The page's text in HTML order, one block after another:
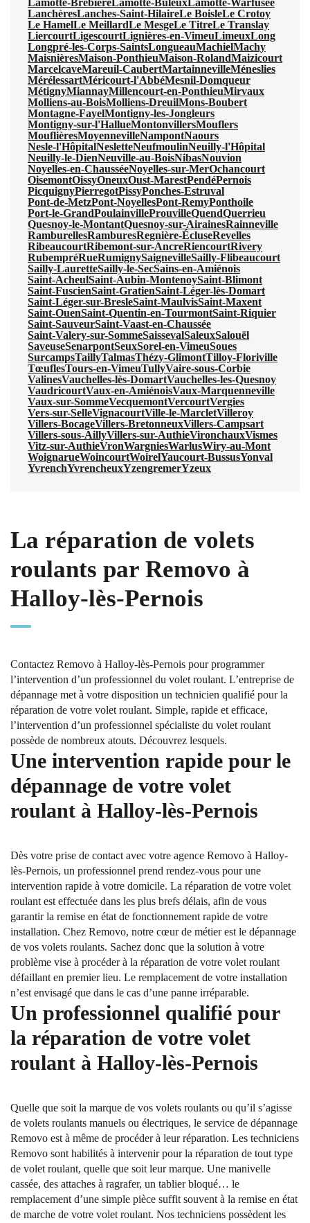
Lamotte-Brebière Lamotte-Buleux Lamotte-Warfusée
LanchèresLanches-Saint-HilaireLe BoisleLe Crotoy
Le HamelLe MeillardLe MesgeLe TitreLe Translay
LiercourtLigescourtLignières-en-VimeuLimeuxLong
Longpré-les-Corps-SaintsLongueauMachielMachy
MaisnièresMaison-PonthieuMaison-RolandMaizicourt
MarcelcaveMareuil-CaubertMartainnevilleMéneslies
MérélessartMéricourt-l'AbbéMesnil-Domqueur
MétignyMiannayMillencourt-en-PonthieuMirvaux
Molliens-au-BoisMolliens-DreuilMons-Boubert
Montagne-FayelMontigny-les-Jongleurs
Montigny-sur-l'HallueMontonvillersMouflers
MouflièresMoyennevilleNampontNaours
Nesle-l'HôpitalNesletteNeufmoulinNeuilly-l'Hôpital
Neuilly-le-DienNeuville-au-BoisNibasNouvion
Noyelles-en-ChausséeNoyelles-sur-MerOchancourt
OisemontOissyOneuxOust-MarestPendéPernois
PicquignyPierregotPissyPonches-Estruval
Pont-de-MetzPont-NoyellesPont-RemyPonthoile
Port-le-GrandPoulainvilleProuvilleQuendQuerrieu
Quesnoy-le-MontantQuesnoy-sur-AirainesRainneville
RamburellesRamburesRegnière-ÉcluseRevelles
RibeaucourtRibemont-sur-AncreRiencourtRivery
RubempréRueRumignySaignevilleSailly-Flibeaucourt
Sailly-LauretteSailly-le-SecSains-en-Amiénois
Saint-AcheulSaint-Aubin-MontenoySaint-Blimont
Saint-FuscienSaint-GratienSaint-Léger-lès-Domart
Saint-Léger-sur-BresleSaint-MaulvisSaint-Maxent
Saint-OuenSaint-Quentin-en-TourmontSaint-Riquier
Saint-SauveurSaint-Vaast-en-Chaussée
Saint-Valery-sur-SommeSaissevalSaleuxSalouël
SaveuseSenarpontSeuxSorel-en-VimeuSoues
SurcampsTaillyTalmasThézy-GlimontTilloy-Floriville
TœuflesTours-en-VimeuTullyVaire-sous-Corbie
ValinesVauchelles-lès-DomartVauchelles-les-Quesnoy
VaudricourtVaux-en-AmiénoisVaux-Marquenneville
Vaux-sur-SommeVecquemontVercourtVergies
Vers-sur-SelleVignacourtVille-le-MarcletVilleroy
Villers-BocageVillers-BretonneuxVillers-Campsart
Villers-sous-AillyVillers-sur-AuthieVironchauxVismes
Vitz-sur-AuthieVronWargniesWarlusWiry-au-Mont
WoignarueWoincourtWoirelYaucourt-BussusYonval
YvrenchYvrencheuxYzengremerYzeux
La réparation de volets
roulants par Removo à
Halloy-lès-Pernois
Contactez Removo à Halloy-lès-Pernois pour programmer
l’intervention d’un professionnel du volet roulant. L’entreprise de
dépannage met à votre disposition un technicien qualifié pour la
réparation de votre volet roulant. Simple, rapide et efficace,
l’intervention d’un professionnel spécialiste du volet roulant
possède de nombreux atouts. Découvrez lesquels.
Une intervention rapide pour le
dépannage de votre volet
roulant à Halloy-lès-Pernois
Dès votre prise de contact avec votre agence Removo à Halloy-
lès-Pernois, un professionnel prend rendez-vous pour une
intervention rapide à votre domicile. La réparation de votre volet
roulant est effectuée dans les plus brefs délais, afin de vous
garantir la remise en état de fonctionnement rapide de votre
installation. Chez Removo, notre cœur de métier est le dépannage
de vos volets roulants. Sachez donc que la solution à votre
problème vise à procéder à la réparation de votre volet roulant
défaillant en premier lieu. Le remplacement de votre installation
n’est envisagé que dans le cas d’une panne irréparable.
Un professionnel qualifié pour
la réparation de votre volet
roulant à Halloy-lès-Pernois
Quelle que soit la marque de vos volets roulants ou qu’il s’agisse
de volets roulants manuels ou électriques, le service de dépannage
Removo est à même de procéder à leur réparation. Les techniciens
Removo sont habilités à intervenir pour la réparation de tout type
de volet roulant, quelle que soit leur marque. Une manivelle
cassée, des attaches à ragrafer, un tablier bloqué… le
remplacement d’une simple pièce suffit souvent à la remise en état
de marche de votre volet roulant. Nos techniciens possèdent les